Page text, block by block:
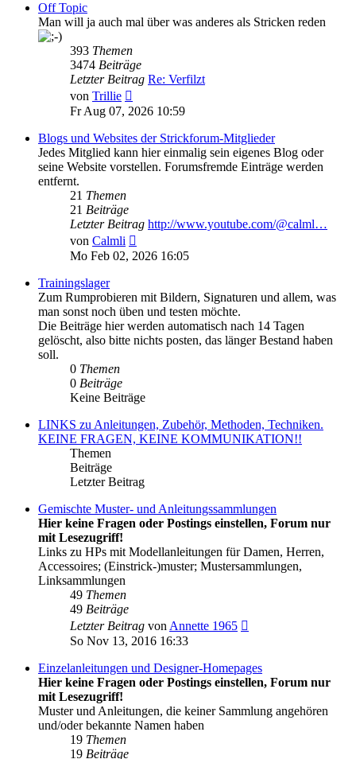
Off Topic
Man will ja auch mal über was anderes als Stricken reden
393 Themen
3474 Beiträge
Letzter Beitrag Re: Verfilzt
von Trillie
Beitrag
Fr Aug 07, 2026 10:59
Blogs und Websites der Strickforum-Mitglieder
Jedes Mitglied kann hier einmalig sein eigenes Blog oder
seine Website vorstellen. Forumsfremde Einträge werden
entfernt.
21 Themen
21 Beiträge
Letzter Beitrag http://www.youtube.com/@calml…
von Calmli
Beitrag
Mo Feb 02, 2026 16:05
Trainingslager
Zum Rumprobieren mit Bildern, Signaturen und allem, was
man sonst noch üben und testen möchte.
Die Beiträge hier werden automatisch nach 14 Tagen
gelöscht, also bitte nichts posten, das länger Bestand haben
soll.
0 Themen
0 Beiträge
Keine Beiträge
LINKS zu Anleitungen, Zubehör, Methoden, Techniken.
KEINE FRAGEN, KEINE KOMMUNIKATION!!
Themen
Beiträge
Letzter Beitrag
Gemischte Muster- und Anleitungssammlungen
Hier keine Fragen oder Postings einstellen, Forum nur
mit Lesezugriff!
Links zu HPs mit Modellanleitungen für Damen, Herren,
Accessoires; (Einstrick-)muster; Mustersammlungen,
Linksammlungen
49 Themen
49 Beiträge
Letzter Beitrag vonAnnette 1965
So Nov 13, 2016 16:33
Einzelanleitungen und Designer-Homepages
Hier keine Fragen oder Postings einstellen, Forum nur
mit Lesezugriff!
Muster und Anleitungen, die keiner Sammlung angehören
und/oder bekannte Namen haben
19 Themen
19 Beiträge